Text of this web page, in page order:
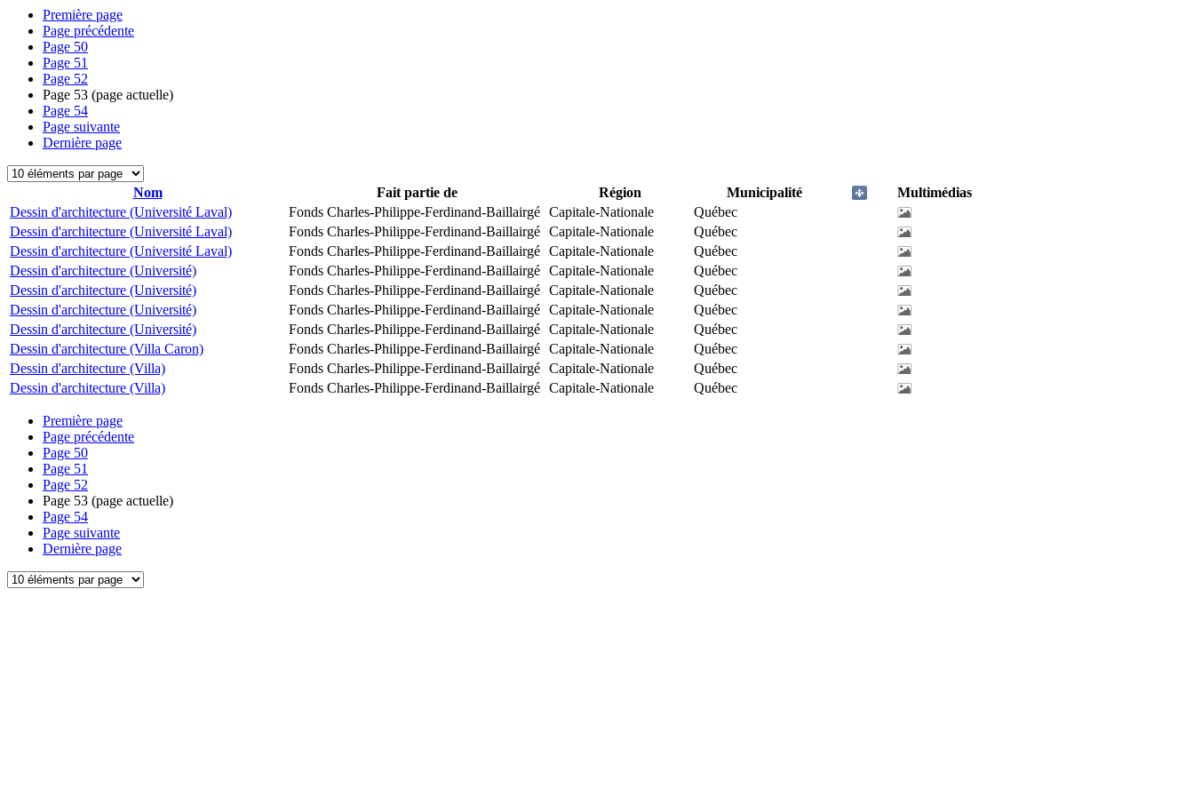
Première page
Page précédente
Page 50
Page 51
Page 52
Page 53 (page actuelle)
Page 54
Page suivante
Dernière page
Nom Fait partie de Région Municipalité
Multimédias
Dessin d'architecture (Université Laval)
Fonds Charles-Philippe-Ferdinand-Baillairgé Capitale-Nationale
Québec
Dessin d'architecture (Université Laval)
Fonds Charles-Philippe-Ferdinand-Baillairgé Capitale-Nationale
Québec
Dessin d'architecture (Université Laval)
Fonds Charles-Philippe-Ferdinand-Baillairgé Capitale-Nationale
Québec
Dessin d'architecture (Université)
Fonds Charles-Philippe-Ferdinand-Baillairgé Capitale-Nationale
Québec
Dessin d'architecture (Université)
Fonds Charles-Philippe-Ferdinand-Baillairgé Capitale-Nationale
Québec
Dessin d'architecture (Université)
Fonds Charles-Philippe-Ferdinand-Baillairgé Capitale-Nationale
Québec
Dessin d'architecture (Université)
Fonds Charles-Philippe-Ferdinand-Baillairgé Capitale-Nationale
Québec
Dessin d'architecture (Villa Caron)
Fonds Charles-Philippe-Ferdinand-Baillairgé Capitale-Nationale
Québec
Dessin d'architecture (Villa)
Fonds Charles-Philippe-Ferdinand-Baillairgé Capitale-Nationale
Québec
Dessin d'architecture (Villa)
Fonds Charles-Philippe-Ferdinand-Baillairgé Capitale-Nationale Québec
Première page
Page précédente
Page 50
Page 51
Page 52
Page 53 (page actuelle)
Page 54
Page suivante
Dernière page